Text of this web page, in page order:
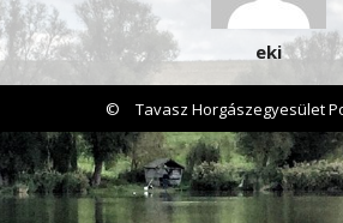
eki
© Tavasz Horgászegyesület